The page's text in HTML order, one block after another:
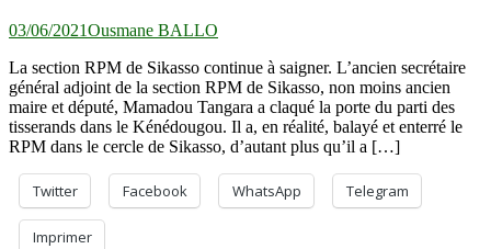
03/06/2021Ousmane BALLO
La section RPM de Sikasso continue à saigner. L’ancien secrétaire
général adjoint de la section RPM de Sikasso, non moins ancien
maire et député, Mamadou Tangara a claqué la porte du parti des
tisserands dans le Kénédougou. Il a, en réalité, balayé et enterré le
RPM dans le cercle de Sikasso, d’autant plus qu’il a […]
Twitter Facebook WhatsApp Telegram
Imprimer